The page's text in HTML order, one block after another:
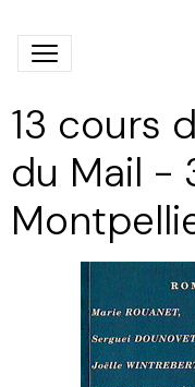
13 cours
du Mail -